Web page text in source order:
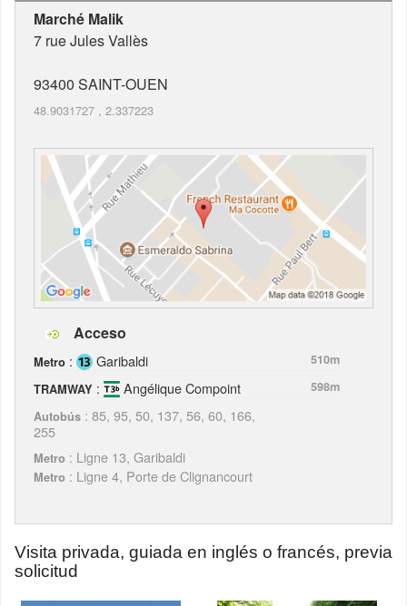
Marché Malik
7 rue Jules Vallès
93400 SAINT-OUEN
48.9031727 , 2.337223
Acceso
Metro : Garibaldi
510m
TRAMWAY : Angélique Compoint
598m
Autobús : 85, 95, 50, 137, 56, 60, 166,
255
Metro : Ligne 13, Garibaldi
Metro : Ligne 4, Porte de Clignancourt
Visita privada, guiada en inglés o francés, previa
solicitud